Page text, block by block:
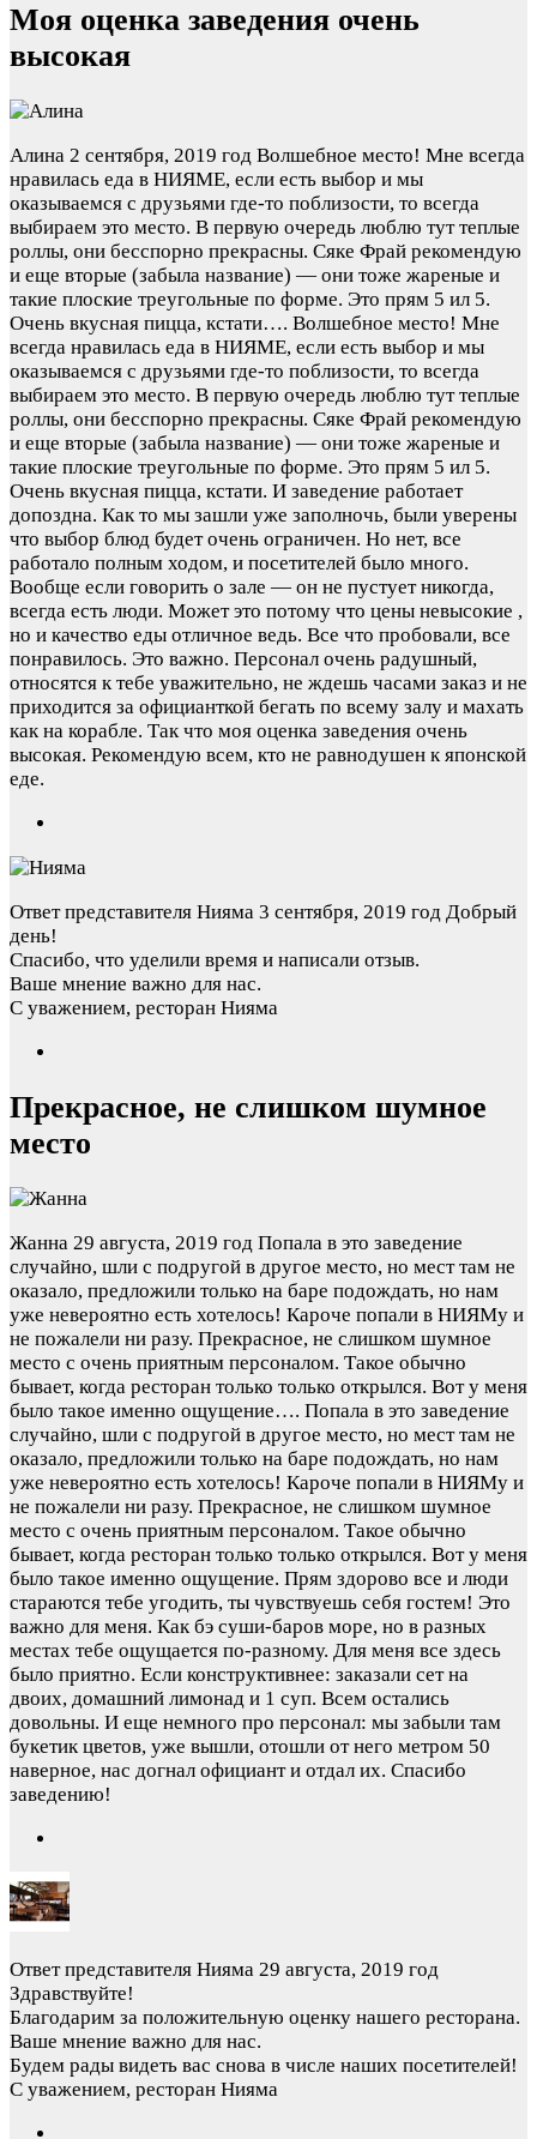
Моя оценка заведения очень
высокая
Алина 2 сентября, 2019 год Волшебное место! Мне всегда
нравилась еда в НИЯМЕ, если есть выбор и мы
оказываемся с друзьями где-то поблизости, то всегда
выбираем это место. В первую очередь люблю тут теплые
роллы, они бесспорно прекрасны. Сяке Фрай рекомендую
и еще вторые (забыла название) — они тоже жареные и
такие плоские треугольные по форме. Это прям 5 ил 5.
Очень вкусная пицца, кстати…. Волшебное место! Мне
всегда нравилась еда в НИЯМЕ, если есть выбор и мы
оказываемся с друзьями где-то поблизости, то всегда
выбираем это место. В первую очередь люблю тут теплые
роллы, они бесспорно прекрасны. Сяке Фрай рекомендую
и еще вторые (забыла название) — они тоже жареные и
такие плоские треугольные по форме. Это прям 5 ил 5.
Очень вкусная пицца, кстати. И заведение работает
допоздна. Как то мы зашли уже заполночь, были уверены
что выбор блюд будет очень ограничен. Но нет, все
работало полным ходом, и посетителей было много.
Вообще если говорить о зале — он не пустует никогда,
всегда есть люди. Может это потому что цены невысокие ,
но и качество еды отличное ведь. Все что пробовали, все
понравилось. Это важно. Персонал очень радушный,
относятся к тебе уважительно, не ждешь часами заказ и не
приходится за официанткой бегать по всему залу и махать
как на корабле. Так что моя оценка заведения очень
высокая. Рекомендую всем, кто не равнодушен к японской
еде.
Ответ представителя Нияма 3 сентября, 2019 год Добрый
день!
Спасибо, что уделили время и написали отзыв.
Ваше мнение важно для нас.
С уважением, ресторан Нияма
Прекрасное, не слишком шумное
место
Жанна 29 августа, 2019 год Попала в это заведение
случайно, шли с подругой в другое место, но мест там не
оказало, предложили только на баре подождать, но нам
уже невероятно есть хотелось! Кароче попали в НИЯМу и
не пожалели ни разу. Прекрасное, не слишком шумное
место с очень приятным персоналом. Такое обычно
бывает, когда ресторан только только открылся. Вот у меня
было такое именно ощущение…. Попала в это заведение
случайно, шли с подругой в другое место, но мест там не
оказало, предложили только на баре подождать, но нам
уже невероятно есть хотелось! Кароче попали в НИЯМу и
не пожалели ни разу. Прекрасное, не слишком шумное
место с очень приятным персоналом. Такое обычно
бывает, когда ресторан только только открылся. Вот у меня
было такое именно ощущение. Прям здорово все и люди
стараются тебе угодить, ты чувствуешь себя гостем! Это
важно для меня. Как бэ суши-баров море, но в разных
местах тебе ощущается по-разному. Для меня все здесь
было приятно. Если конструктивнее: заказали сет на
двоих, домашний лимонад и 1 суп. Всем остались
довольны. И еще немного про персонал: мы забыли там
букетик цветов, уже вышли, отошли от него метром 50
наверное, нас догнал официант и отдал их. Спасибо
заведению!
Ответ представителя Нияма 29 августа, 2019 год
Здравствуйте!
Благодарим за положительную оценку нашего ресторана.
Ваше мнение важно для нас.
Будем рады видеть вас снова в числе наших посетителей!
С уважением, ресторан Нияма